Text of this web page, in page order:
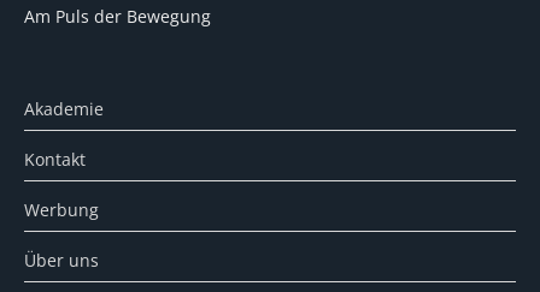
Am Puls der Bewegung
Akademie
Kontakt
Werbung
Über uns